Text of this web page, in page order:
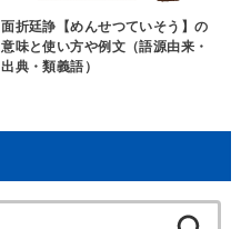
面折廷諍【めんせつていそう】の
意味と使い方や例文（語源由来・
出典・類義語）